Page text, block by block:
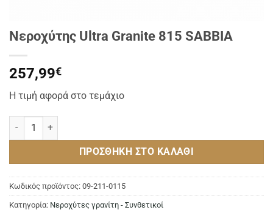
Νεροχύτης Ultra Granite 815 SABBIA
257,99€
Η τιμή αφορά στο τεμάχιο
Νεροχύτης Ultra Granite 815 SABBIA ποσότητα
ΠΡΟΣΘΉΚΗ ΣΤΟ ΚΑΛΆΘΙ
Κωδικός προϊόντος: 09-211-0115
Κατηγορία: Νεροχύτες γρανίτη - Συνθετικοί